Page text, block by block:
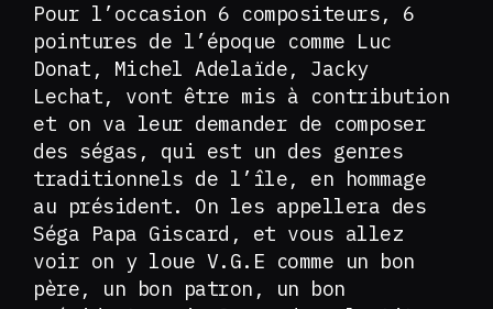
Pour l’occasion 6 compositeurs, 6
pointures de l’époque comme Luc
Donat, Michel Adelaïde, Jacky
Lechat, vont être mis à contribution
et on va leur demander de composer
des ségas, qui est un des genres
traditionnels de l’île, en hommage
au président. On les appellera des
Séga Papa Giscard, et vous allez
voir on y loue V.G.E comme un bon
père, un bon patron, un bon